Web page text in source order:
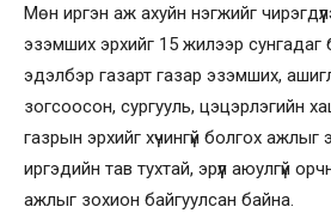
Мөн иргэн аж ахуйн нэгжийг
эзэмших эрхийг 15 жилээр сунгадаг
эдэлбэр газарт газар эзэмших,
зогсоосон, сургууль, цэцэрлэгийн
газрын эрхийг хүчингүй болгох ажлыг
иргэдийн тав тухтай, эрүүл аюулгүй
ажлыг зохион байгуулсан байна.